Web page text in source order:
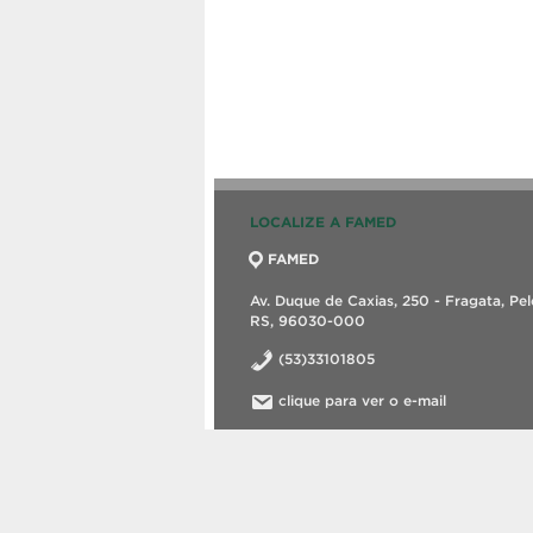
LOCALIZE A FAMED
FAMED
Av. Duque de Caxias, 250 - Fragata,
RS, 96030-000
(53)33101805
clique para ver o e-mail